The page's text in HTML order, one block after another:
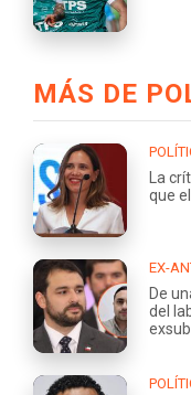
MÁS DE
La
que
EX-
De
del